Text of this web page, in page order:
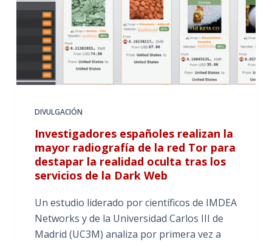
DIVULGACIÓN
Investigadores españoles realizan la
mayor radiografía de la red Tor para
destapar la realidad oculta tras los
servicios de la Dark Web
Un estudio liderado por científicos de IMDEA
Networks y de la Universidad Carlos III de
Madrid (UC3M) analiza por primera vez a